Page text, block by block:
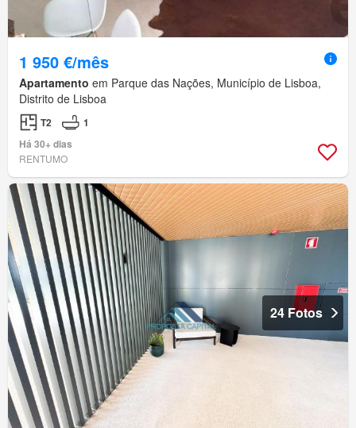
1 950 €/mês
Apartamento em Parque das Nações, Município de Lisboa,
Distrito de Lisboa
T2
1
Há 30+ dias
RENTUMO
24 Fotos